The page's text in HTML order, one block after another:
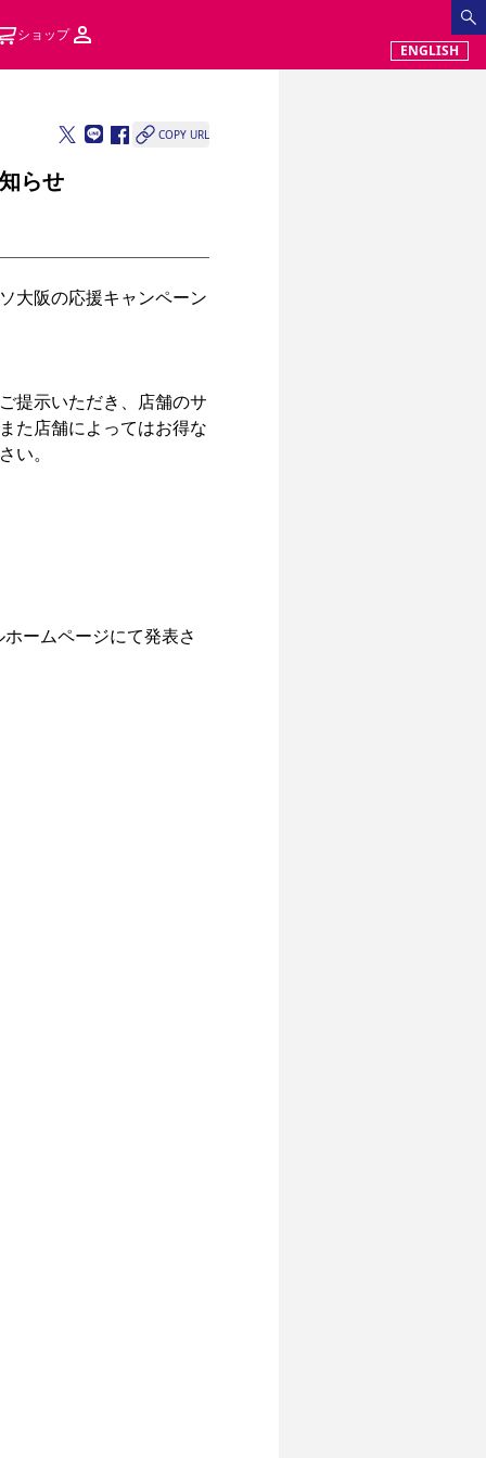
ショップ
ENGLISH
COPY URL
らせ
⼤阪の応援キャンペーン
提示いただき、店舗のサ
た店舗によってはお得な
い。
ームページにて発表さ